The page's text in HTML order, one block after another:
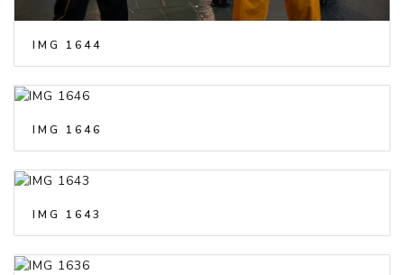
IMG 1644
IMG 1646
IMG 1643